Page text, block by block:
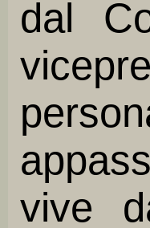
dal
vive